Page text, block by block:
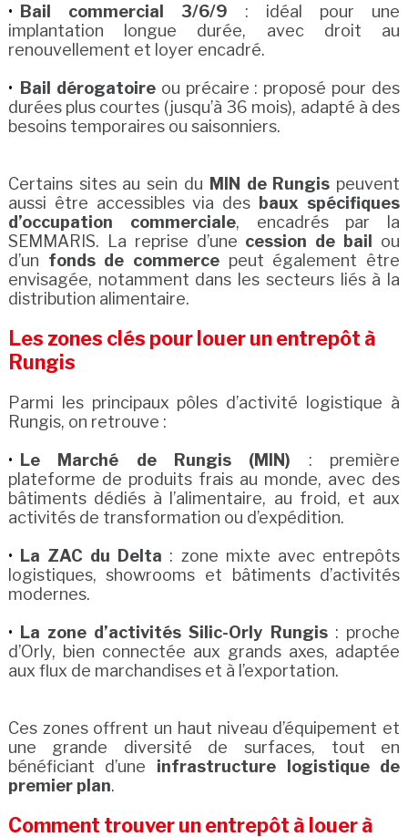
Bail commercial 3/6/9 : idéal pour une
implantation longue durée, avec droit au
renouvellement et loyer encadré.
Bail dérogatoireou précaire : proposé pour des
durées plus courtes (jusqu’à 36 mois), adapté à des
besoins temporaires ou saisonniers.
Certains sites au sein du MIN de Rungis peuvent
aussi être accessibles via des baux spécifiques
d’occupation commerciale, encadrés par la
SEMMARIS. La reprise d’une cession de bail ou
d’un fonds de commerce peut également être
envisagée, notamment dans les secteurs liés à la
distribution alimentaire.
Les zones clés pour louer un entrepôt à
Rungis
Parmi les principaux pôles d’activité logistique à
Rungis, on retrouve :
Le Marché de Rungis (MIN) : première
plateforme de produits frais au monde, avec des
bâtiments dédiés à l’alimentaire, au froid, et aux
activités de transformation ou d’expédition.
La ZAC du Delta : zone mixte avec entrepôts
logistiques, showrooms et bâtiments d’activités
modernes.
La zone d’activités Silic-Orly Rungis: proche
d’Orly, bien connectée aux grands axes, adaptée
aux flux de marchandises et à l’exportation.
Ces zones offrent un haut niveau d’équipement et
une grande diversité de surfaces, tout en
bénéficiant d’une infrastructure logistique de
premier plan.
Comment trouver un entrepôt à louer à